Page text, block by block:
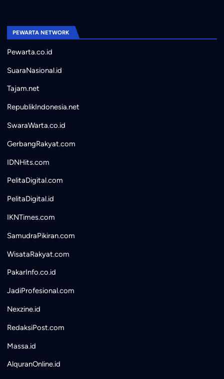
PEWARTA NETWORK
Pewarta.co.id
SuaraNasional.id
Tajam.net
RepublikIndonesia.net
SwaraWarta.co.id
GerbangRakyat.com
IDNHits.com
PelitaDigital.com
PelitaDigital.id
IKNTimes.com
SamudraPikiran.com
WisataRakyat.com
PakarInfo.co.id
JadiProfesional.com
Nexzine.id
RedaksiPost.com
Massa.id
AlquranOnline.id